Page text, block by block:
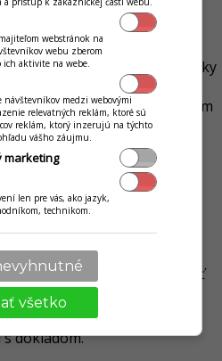
faktúrou.
potvrdíte výber
Kliknutím na
na faktúru pridajú všetky
faktúry potvrdíte kliknutím
je možné tútú faktúru vytlačiť
vytlačiť kliknutím na
v zozname. Následne sa
dokladom.
webstránok na
webu zberom
ich aktivite na webe.
návštevníkov medzi webovými
relevatných reklám, ktoré sú
reklám, ktorý inzerujú na týchto
vášho záujmu.
marketing
len pre vás, ako jazyk,
technikom.
všetko